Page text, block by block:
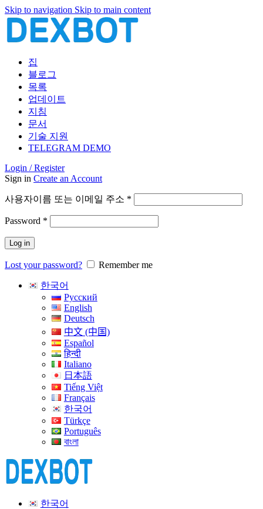
Skip to navigation Skip to main content
집
블로그
목록
업데이트
지침
문서
기술 지원
TELEGRAM DEMO
Login / Register
Sign in Create an Account
사용자이름 또는 이메일 주소 *
Password *
Log in
Lost your password? Remember me
한국어
Русский
English
Deutsch
中文 (中国)
Español
हिन्दी
Italiano
日本語
Tiếng Việt
Français
한국어
Türkçe
Português
বাংলা
한국어